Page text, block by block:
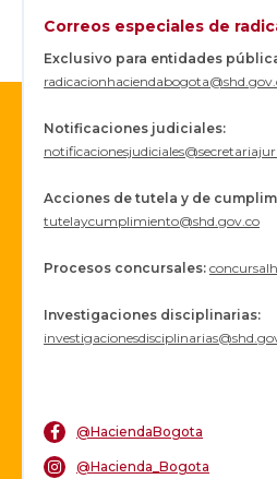
Correos especiales de
Exclusivo para entidades
Notificaciones judiciales:
Acciones de tutela y de
tutelaycumplimiento@shd.gov.co
Procesos concursales:
Investigaciones disciplinarias:
@HaciendaBogota
@Hacienda_Bogota